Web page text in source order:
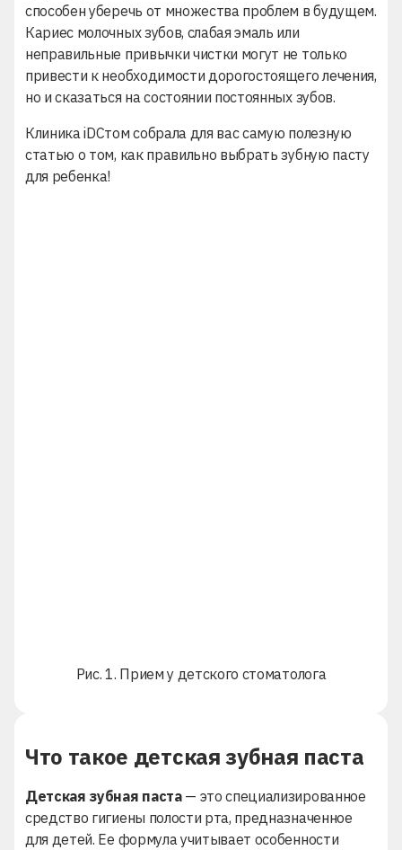
способен уберечь от множества проблем в будущем.
Кариес молочных зубов, слабая эмаль или
неправильные привычки чистки могут не только
привести к необходимости дорогостоящего лечения,
но и сказаться на состоянии постоянных зубов.
Клиника iDСтом собрала для вас самую полезную
статью о том, как правильно выбрать зубную пасту
для ребенка!
Рис. 1. Прием у детского стоматолога
Что такое детская зубная паста
Детская зубная паста— это специализированное
средство гигиены полости рта, предназначенное
для детей. Ее формула учитывает особенности